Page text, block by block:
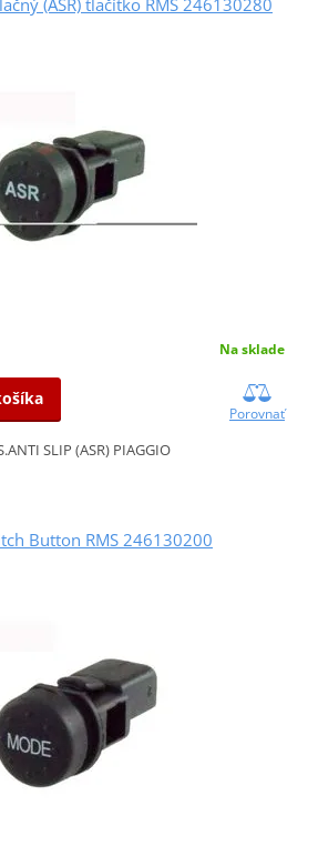
(ASR) tlačítko RMS 246130280
Na sklade
Porovnať
SLIP (ASR) PIAGGIO
Button RMS 246130200